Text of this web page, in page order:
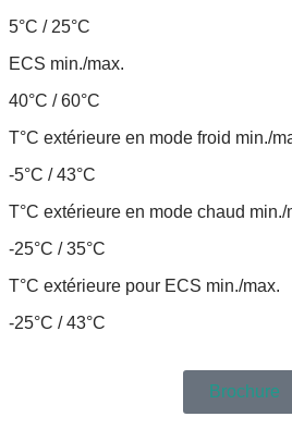
5°C / 25°C
ECS min./max.
40°C / 60°C
T°C extérieure en mode froid min./
-5°C / 43°C
T°C extérieure en mode chaud min./
-25°C / 35°C
T°C extérieure pour ECS min./max.
-25°C / 43°C
Brochure